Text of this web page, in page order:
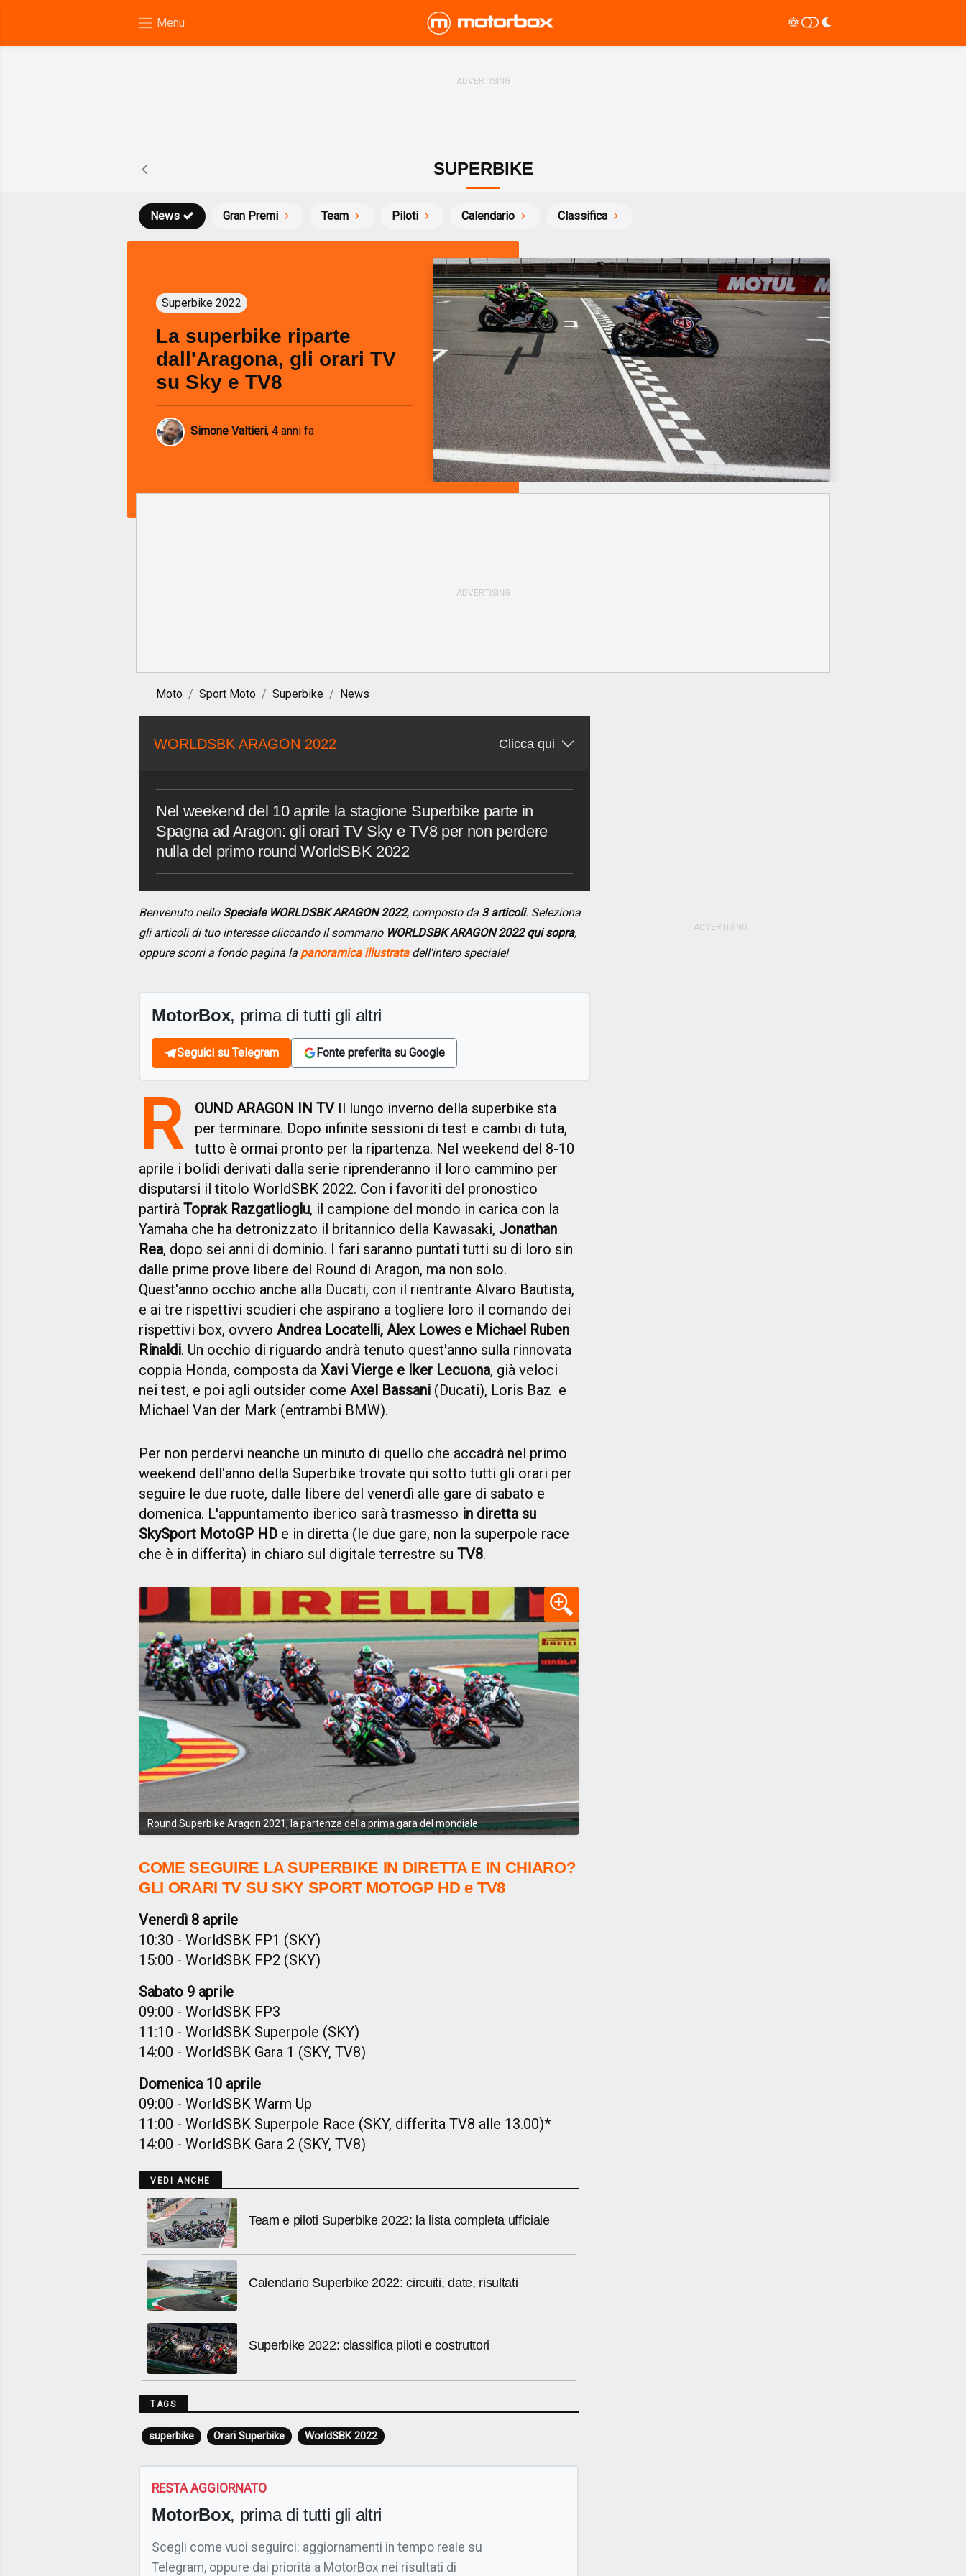
SUPERBIKE
News Gran Premi Team Piloti Calendario Classifica
Superbike 2022
La superbike riparte
dall'Aragona, gli orari TV
su Sky e TV8
Simone Valtieri, 4 anni fa
Moto Sport Moto Superbike News
WORLDSBK ARAGON 2022 Clicca qui
Nel weekend del 10 aprile la stagione Superbike parte in
Spagna ad Aragon: gli orari TV Sky e TV8 per non perdere
nulla del primo round WorldSBK 2022
Benvenuto nello Speciale WORLDSBK ARAGON 2022, composto da 3 articoli. Seleziona
gli articoli di tuo interesse cliccando il sommario WORLDSBK ARAGON 2022 qui sopra,
oppure scorri a fondo pagina la panoramica illustratadell'intero speciale!
MotorBox, prima di tutti gli altri
Seguici su Telegram Fonte preferita su Google
R OUND ARAGON IN TV Il lungo inverno della superbike sta
per terminare. Dopo infinite sessioni di test e cambi di tuta,
tutto è ormai pronto per la ripartenza. Nel weekend del 8-10
aprile i bolidi derivati dalla serie riprenderanno il loro cammino per
disputarsi il titolo WorldSBK 2022. Con i favoriti del pronostico
partirà Toprak Razgatlioglu, il campione del mondo in carica con la
Yamaha che ha detronizzato il britannico della Kawasaki, Jonathan
Rea, dopo sei anni di dominio. I fari saranno puntati tutti su di loro sin
dalle prime prove libere del Round di Aragon, ma non solo.
Quest'anno occhio anche alla Ducati, con il rientrante Alvaro Bautista,
e ai tre rispettivi scudieri che aspirano a togliere loro il comando dei
rispettivi box, ovvero Andrea Locatelli, Alex Lowes e Michael Ruben
Rinaldi. Un occhio di riguardo andrà tenuto quest'anno sulla rinnovata
coppia Honda, composta da Xavi Vierge e Iker Lecuona, già veloci
nei test, e poi agli outsider come Axel Bassani (Ducati), Loris Baz e
Michael Van der Mark (entrambi BMW).
Per non perdervi neanche un minuto di quello che accadrà nel primo
weekend dell'anno della Superbike trovate qui sotto tutti gli orari per
seguire le due ruote, dalle libere del venerdì alle gare di sabato e
domenica. L'appuntamento iberico sarà trasmesso in diretta su
SkySport MotoGP HD e in diretta (le due gare, non la superpole race
che è in differita) in chiaro sul digitale terrestre su TV8.
Round Superbike Aragon 2021, la partenza della prima gara del mondiale
COME SEGUIRE LA SUPERBIKE IN DIRETTA E IN CHIARO?
GLI ORARI TV SU SKY SPORT MOTOGP HD e TV8
Venerdì 8 aprile
10:30 - WorldSBK FP1 (SKY)
15:00 - WorldSBK FP2 (SKY)
Sabato 9 aprile
09:00 - WorldSBK FP3
11:10 - WorldSBK Superpole (SKY)
14:00 - WorldSBK Gara 1 (SKY, TV8)
Domenica 10 aprile
09:00 - WorldSBK Warm Up
11:00 - WorldSBK Superpole Race (SKY, differita TV8 alle 13.00)*
14:00 - WorldSBK Gara 2 (SKY, TV8)
VEDI ANCHE
Team e piloti Superbike 2022: la lista completa ufficiale
Calendario Superbike 2022: circuiti, date, risultati
Superbike 2022: classifica piloti e costruttori
TAGS
superbike Orari Superbike WorldSBK 2022
RESTA AGGIORNATO
MotorBox, prima di tutti gli altri
Scegli come vuoi seguirci: aggiornamenti in tempo reale su
Telegram, oppure dai priorità a MotorBox nei risultati di